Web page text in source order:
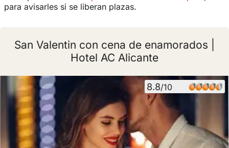
para avisarles si se liberan plazas.
San Valentin con cena de enamorados |
Hotel AC Alicante
8.8/10